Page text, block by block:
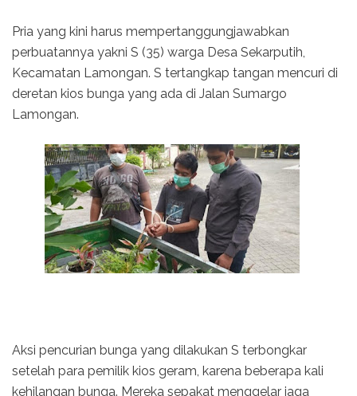
Pria yang kini harus mempertanggungjawabkan
perbuatannya yakni S (35) warga Desa Sekarputih,
Kecamatan Lamongan. S tertangkap tangan mencuri di
deretan kios bunga yang ada di Jalan Sumargo
Lamongan.
Aksi pencurian bunga yang dilakukan S terbongkar
setelah para pemilik kios geram, karena beberapa kali
kehilangan bunga. Mereka sepakat menggelar jaga